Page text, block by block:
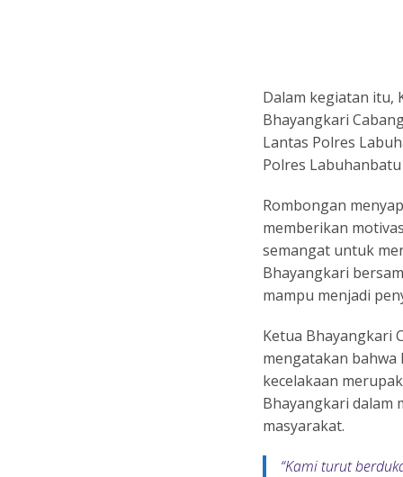
Dalam kegiatan itu,
Bhayangkari
Lantas Polres
Polres
Rombongan
memberikan
semangat untuk
Bhayangkari
mampu menjadi
Ketua Bhayangkari
mengatakan
kecelakaan
Bhayangkari dalam
masyarakat.
“Kami turut